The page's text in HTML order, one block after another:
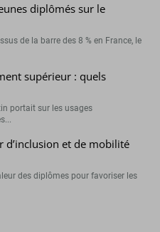
diplômés sur le
de la barre des 8 % en France, le
supérieur : quels
portait sur les usages
d’inclusion et de mobilité
des diplômes pour favoriser les